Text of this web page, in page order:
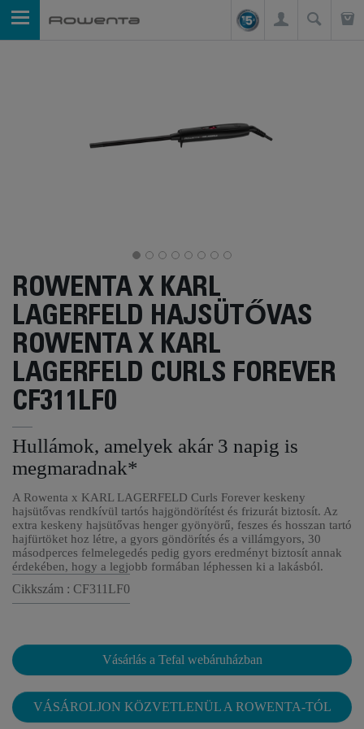
ROWENTA X KARL
LAGERFELD HAJSÜTŐVAS
ROWENTA X KARL
LAGERFELD CURLS FOREVER
CF311LF0
Hullámok, amelyek akár 3 napig is
megmaradnak*
A Rowenta x KARL LAGERFELD Curls Forever keskeny
hajsütővas rendkívül tartós hajgöndörítést és frizurát biztosít. Az
extra keskeny hajsütővas henger gyönyörű, feszes és hosszan tartó
hajfürtöket hoz létre, a gyors göndörítés és a villámgyors, 30
másodperces felmelegedés pedig gyors eredményt biztosít annak
érdekében, hogy a legjobb formában léphessen ki a lakásból.
Cikkszám : CF311LF0
Vásárlás a Tefal webáruházban
VÁSÁROLJON KÖZVETLENÜL A ROWENTA-TÓL